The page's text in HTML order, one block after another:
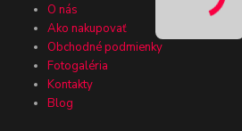
O nás
Ako nakupovať
Obchodné podmienky
Fotogaléria
Kontakty
Blog